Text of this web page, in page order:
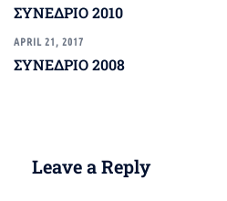
ΣΥΝΕΔΡΙΟ 2010
APRIL 21, 2017
ΣΥΝΕΔΡΙΟ 2008
Leave a Reply